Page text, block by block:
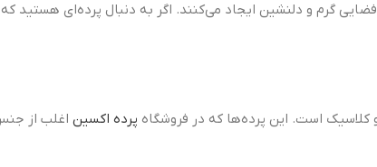
و دلنشین ایجاد می‌کنند. اگر به دنبال پرده‌ای هستید که
کلاسیک است. این پرده‌ها که در فروشگاه پرده اکسین اغلب از